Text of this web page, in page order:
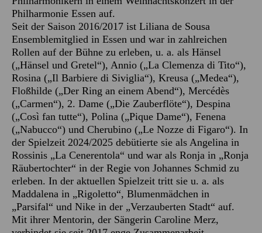
Philharmonie Essen auf.
Seit der Saison 2016/2017 ist Liliana de Sousa
Ensemblemitglied in Essen und war in zahlreichen
Rollen auf der Bühne zu erleben, u. a. als Hänsel
(„Hänsel und Gretel“), Annio („La Clemenza di Tito“),
Rosina („Il Barbiere di Siviglia“), Kreusa („Medea“),
Floßhilde („Der Ring an einem Abend“), Mercédès
(„Carmen“), 2. Dame („Die Zauberflöte“), Despina
(„Così fan tutte“), Polina („Pique Dame“), Fenena
(„Nabucco“) und Cherubino („Le Nozze di Figaro“). In
der Spielzeit 2024/2025 debütierte sie als Angelina in
Rossinis „La Cenerentola“ und war als Ronja in „Ronja
Räubertochter“ in der Regie von Johannes Schmid zu
erleben. In der aktuellen Spielzeit tritt sie u. a. als
Maddalena in „Rigoletto“, Blumenmädchen in
„Parsifal“ und Nike in der „Verzauberten Stadt“ auf.
Mit ihrer Mentorin, der Sängerin Caroline Merz,